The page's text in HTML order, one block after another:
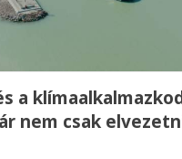
a
nem csak